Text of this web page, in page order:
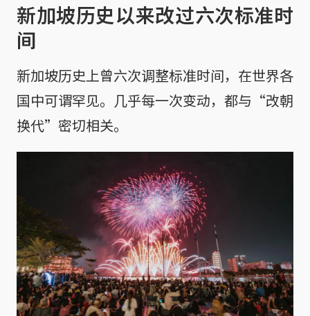
新加坡历史以来改过六次标准时
间
新加坡历史上曾六次调整标准时间，在世界各
国中可谓罕见。几乎每一次变动，都与“改朝
换代”密切相关。